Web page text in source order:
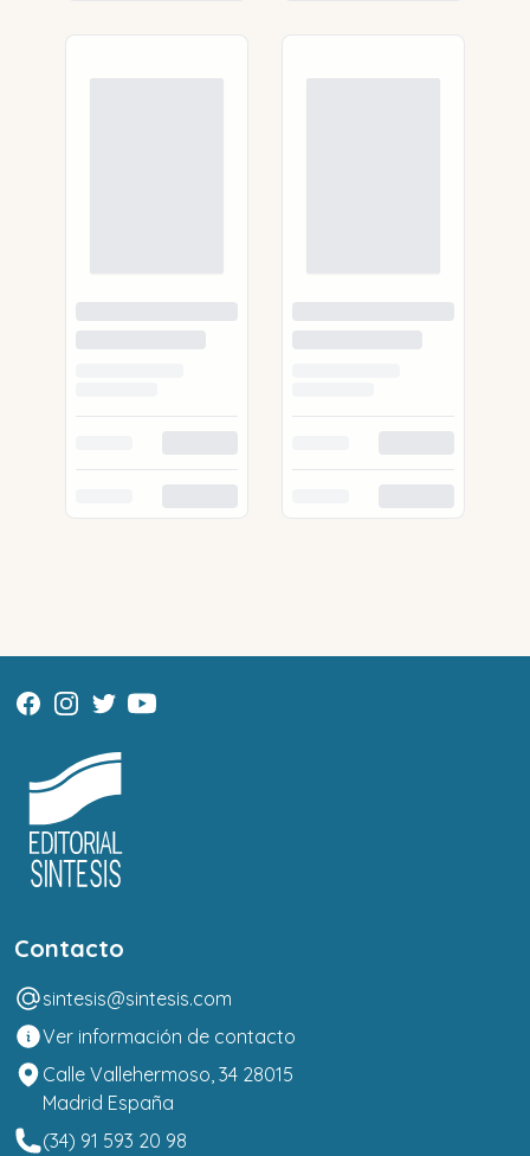
Contacto
sintesis@sintesis.com
Ver información de contacto
Calle Vallehermoso, 34 28015
Madrid España
(34) 91 593 20 98